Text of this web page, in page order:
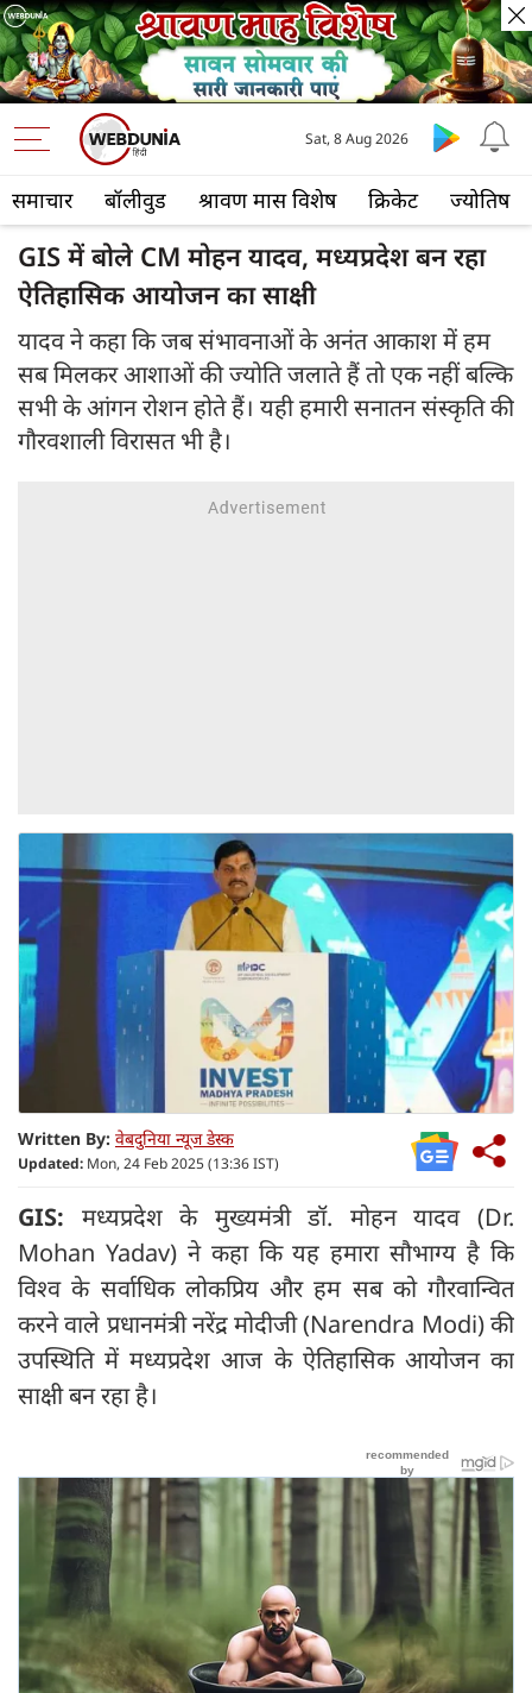
समाचार बॉलीवुड श्रावण मास विशेष क्रिकेट ज्योतिष
Sat, 8 Aug 2026
GIS में बोले CM मोहन यादव, मध्यप्रदेश बन रहा
ऐतिहासिक आयोजन का साक्षी
यादव ने कहा कि जब संभावनाओं के अनंत आकाश में हम
सब मिलकर आशाओं की ज्योति जलाते हैं तो एक नहीं बल्कि
सभी के आंगन रोशन होते हैं। यही हमारी सनातन संस्कृति की
गौरवशाली विरासत भी है।
Written By: वेबदुनिया न्यूज डेस्क
Updated: Mon, 24 Feb 2025 (13:36 IST)
GIS: मध्यप्रदेश के मुख्यमंत्री डॉ. मोहन यादव (Dr.
Mohan Yadav) ने कहा कि यह हमारा सौभाग्य है कि
विश्व के सर्वाधिक लोकप्रिय और हम सब को गौरवान्वित
करने वाले प्रधानमंत्री नरेंद्र मोदीजी (Narendra Modi) की
उपस्थिति में मध्यप्रदेश आज के ऐतिहासिक आयोजन का
साक्षी बन रहा है।